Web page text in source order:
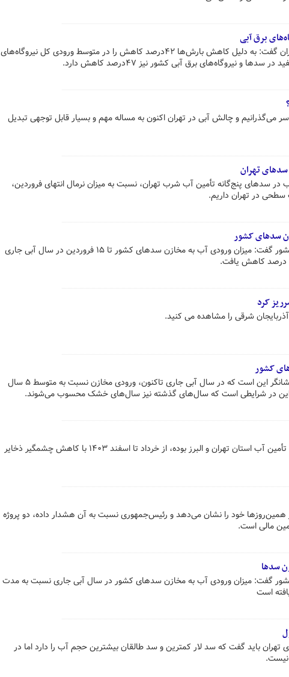
مدیرعامل شرکت مدیریت شبکه برق ایران گفت: به دلیل کاهش بارش‌ها ۴۲درصد کاهش را در متوسط ورودی کل نیروگاه‌های
و نیروگاه‌های برق آبی کشور نیز ۴۷درصد کاهش دارد.
و چالش آبی در تهران اکنون به مساله مهم و بسیار قابل توجهی تبدیل
ذخیره آب در سدهای پنج‌گانه تأمین آب شرب تهران، نسبت به میزان نرمال انتهای فروردین،
مدیرکل دفتر اطلاعات و داده‌های آب کشور گفت: میزان ورودی آب به مخازن سدهای کشور تا ۱۵ فروردین در سال آبی جاری
کرد
شرقی را مشاهده می کنید.
مقایسه ورودی مخازن سدهای کشور نشانگر این است که در سال آبی جاری تاکنون، ورودی مخازن نسبت به متوسط ۵ سال
سد کرج که همواره یکی از منابع حیاتی تأمین آب استان تهران و البرز بوده، از خرداد تا اسفند ۱۴۰۳ با کاهش چشمگیر ذخایر
که تنش آبی ۱۴۰۴ تهران از همین‌روزها خود را نشان می‌دهد و رئیس‌جمهوری نسبت به آن هشدار داده، دو پروژه
مالی است.
گفت: میزان ورودی آب به مخازن سدهای کشور در سال آبی جاری نسبت به مدت
باید گفت که سد لار کمترین و سد طالقان بیشترین حجم آب را دارد اما در